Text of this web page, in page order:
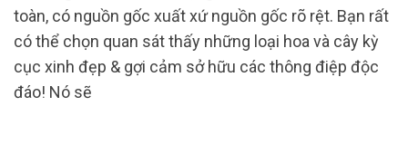
toàn, có nguồn gốc xuất xứ nguồn gốc rõ rệt. Bạn rất
có thể chọn quan sát thấy những loại hoa và cây kỳ
cục xinh đẹp & gợi cảm sở hữu các thông điệp độc
đáo! Nó sẽ